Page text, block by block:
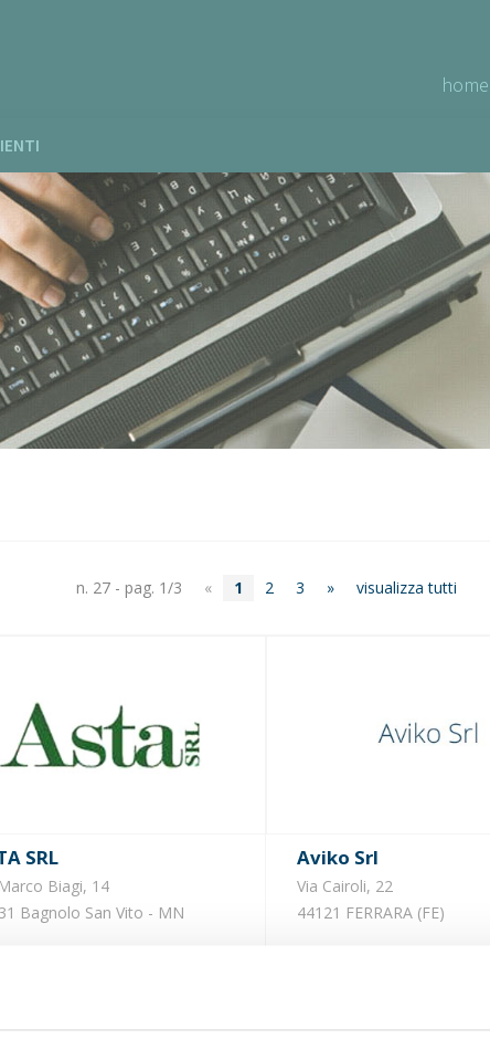
home
n. 27 - pag. 1/3 « 1 2 3 » visualizza tutti
SRL
Biagi, 14
Bagnolo San Vito - MN
Aviko Srl
Via Cairoli, 22
44121 FERRARA (FE)